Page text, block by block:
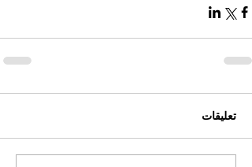
تعليقات